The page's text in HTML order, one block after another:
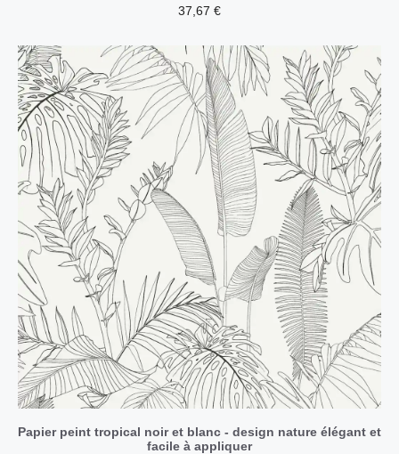
37,67 €
Papier peint tropical noir et blanc - design nature élégant et
facile à appliquer